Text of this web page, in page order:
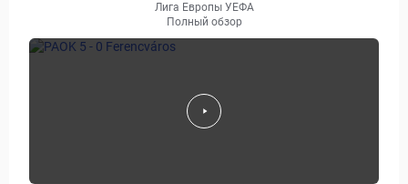
Лига Европы УЕФА
Полный обзор